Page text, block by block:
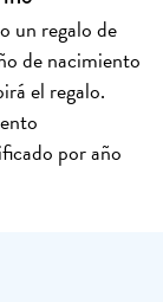
un regalo de
de nacimiento
el regalo.
por año